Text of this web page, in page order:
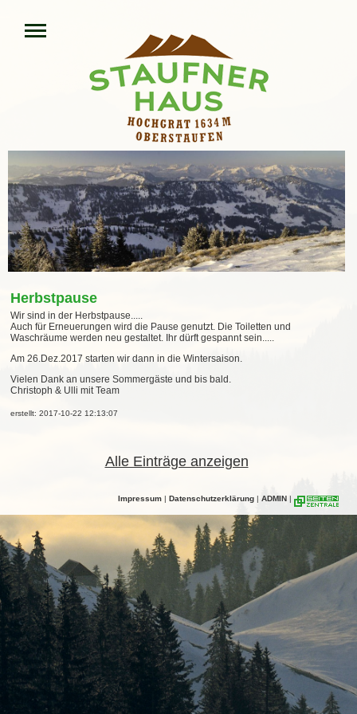
Herbstpause
Wir sind in der Herbstpause.....
Auch für Erneuerungen wird die Pause genutzt. Die Toiletten und
Waschräume werden neu gestaltet. Ihr dürft gespannt sein.....
Am 26.Dez.2017 starten wir dann in die Wintersaison.
Vielen Dank an unsere Sommergäste und bis bald.
Christoph & Ulli mit Team
erstellt: 2017-10-22 12:13:07
Alle Einträge anzeigen
Impressum | Datenschutzerklärung | ADMIN |